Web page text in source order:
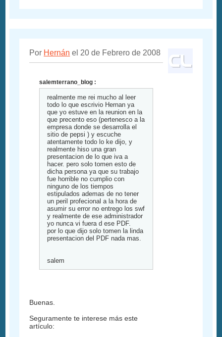
Por Hernán el 20 de Febrero de 2008
salemterrano_blog :
realmente me rei mucho al leer
todo lo que escrivio Hernan ya
que yo estuve en la reunion en la
que precento eso (pertenesco a la
empresa donde se desarrolla el
sitio de pepsi ) y escuche
atentamente todo lo ke dijo, y
realmente hiso una gran
presentacion de lo que iva a
hacer. pero solo tomen esto de
dicha persona ya que su trabajo
fue horrible no cumplio con
ninguno de los tiempos
estipulados ademas de no tener
un peril profecional a la hora de
asumir su error no entrego los swf
y realmente de ese administrador
yo nunca vi fuera d ese PDF.
por lo que dijo solo tomen la linda
presentacion del PDF nada mas.
salem
Buenas.
Seguramente te interese más este
artículo: